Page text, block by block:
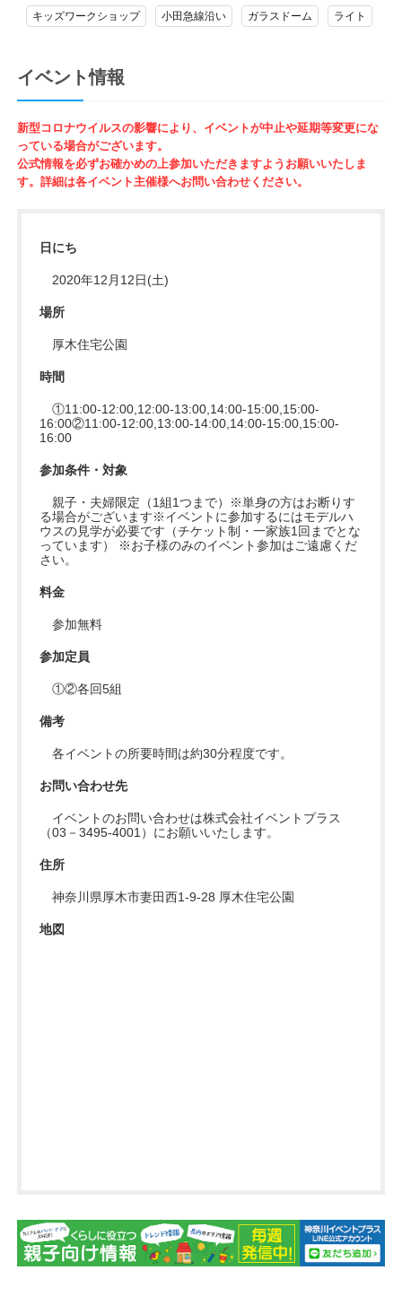
キッズワークショップ 小田急線沿い ガラスドーム ライト
イベント情報
新型コロナウイルスの影響により、イベントが中止や延期等変更にな
っている場合がございます。
公式情報を必ずお確かめの上参加いただきますようお願いいたしま
す。詳細は各イベント主催様へお問い合わせください。
日にち
2020年12月12日(土)
場所
厚木住宅公園
時間
①11:00-12:00,12:00-13:00,14:00-15:00,15:00-
16:00②11:00-12:00,13:00-14:00,14:00-15:00,15:00-
16:00
参加条件・対象
親子・夫婦限定（1組1つまで）※単身の方はお断りす
る場合がございます※イベントに参加するにはモデルハ
ウスの見学が必要です（チケット制・一家族1回までとな
っています） ※お子様のみのイベント参加はご遠慮くだ
さい。
料金
参加無料
参加定員
①②各回5組
備考
各イベントの所要時間は約30分程度です。
お問い合わせ先
イベントのお問い合わせは株式会社イベントプラス
（03－3495-4001）にお願いいたします。
住所
神奈川県厚木市妻田西1-9-28 厚木住宅公園
地図